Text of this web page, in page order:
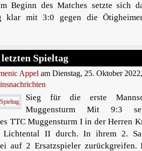
Beginn des Matches setzte sich
klar mit 3:0 gegen die
Spieltag
Appel am Dienstag, 25. Oktober
Sieg für die erste
Muggensturm Mit 9:3
TTC Muggensturm I in der Herren
II durch. In ihrem 2.
auf 2 Ersatzspieler zurückgreifen.